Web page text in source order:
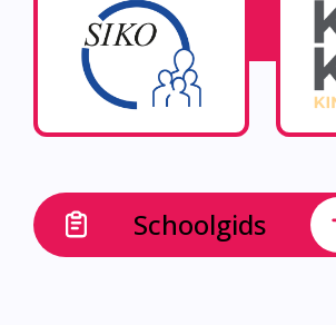
Schoolgids